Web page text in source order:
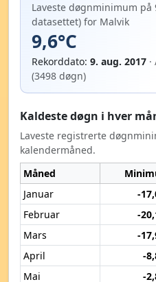
Laveste døgnminimum på
datasettet) for Malvik
9,6°C
Rekorddato: 9. aug. 2017
(3498 døgn)
Kaldeste døgn i hver
Laveste registrerte
kalendermåned.
Måned
Januar
-
Februar
-
Mars
-
April
-
Mai
-